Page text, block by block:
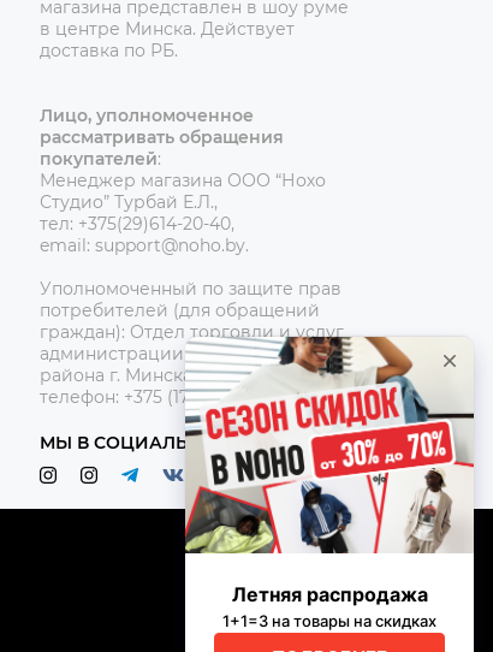
магазина представлен в шоу руме
в центре Минска. Действует
доставка по РБ.
Лицо, уполномоченное
рассматривать обращения
покупателей:
Менеджер магазина ООО “Нохо
Студио” Турбай Е.Л.,
тел: +375(29)614-20-40,
email: support@noho.by.
Уполномоченный по защите прав
потребителей (для обращений
граждан): Отдел торговли и услуг
администрации Центрального
района г. Минска,
телефон: +375 (17) 390-42-95
МЫ В СОЦИАЛЬНЫХ СЕТЯХ